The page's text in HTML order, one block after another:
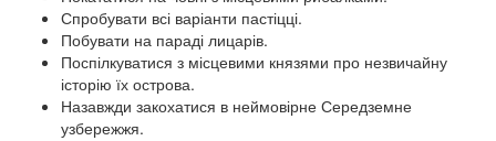
Спробувати всі варіанти пастіцці.
Побувати на параді лицарів.
Поспілкуватися з місцевими князями про незвичайну
історію їх острова.
Назавжди закохатися в неймовірне Середземне
узбережжя.